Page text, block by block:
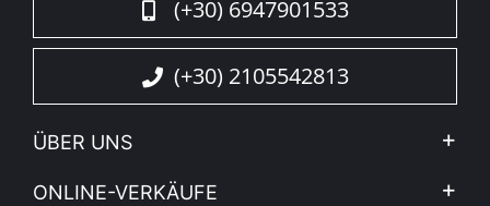
(+30) 6947901533
(+30) 2105542813
ÜBER UNS
Firma
ONLINE-VERKÄUFE